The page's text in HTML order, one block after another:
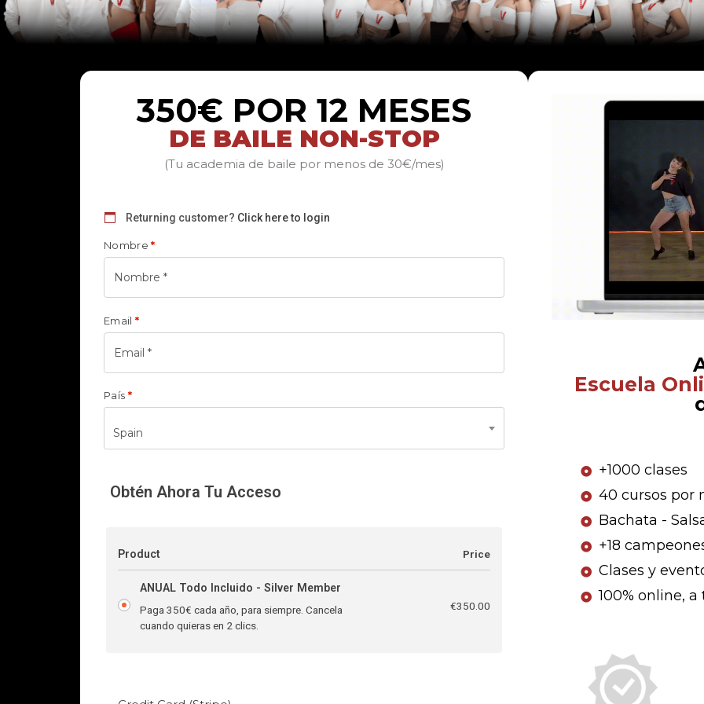
350€ POR 12 MESES
DE BAILE NON-STOP
(Tu academia de baile por menos de 30€/mes)
Returning customer? Click here to login
Nombre*
Email *
País *
Spain
Obtén Ahora Tu Acceso
Product Price
ANUAL Todo Incluido - Silver Member
Paga 350€ cada año, para siempre. Cancela
cuando quieras en 2 clics.
€350.00
Escuela
+1000 clases
40 cursos por
Bachata -
+18
Clases y
100% online,